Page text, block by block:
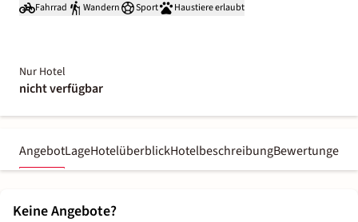
Fahrrad Wandern Sport Haustiere erlaubt
Nur Hotel
nicht verfügbar
AngebotLageHotelüberblickHotelbeschreibungBewertungen
Keine Angebote?